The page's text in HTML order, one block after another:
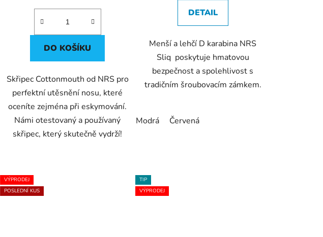
z
hvězdiček.
DO KOŠÍKU
Skřipec Cottonmouth od NRS pro
perfektní utěsnění nosu, které
oceníte zejména při eskymování.
Námi otestovaný a používaný
skřipec, který skutečně vydrží!
DETAIL
Menší a lehčí D karabina NRS
Sliq poskytuje hmatovou
bezpečnost a spolehlivost s
tradičním šroubovacím zámkem.
Modrá Červená
VÝPRODEJ
POSLEDNÍ KUS
TIP
VÝPRODEJ